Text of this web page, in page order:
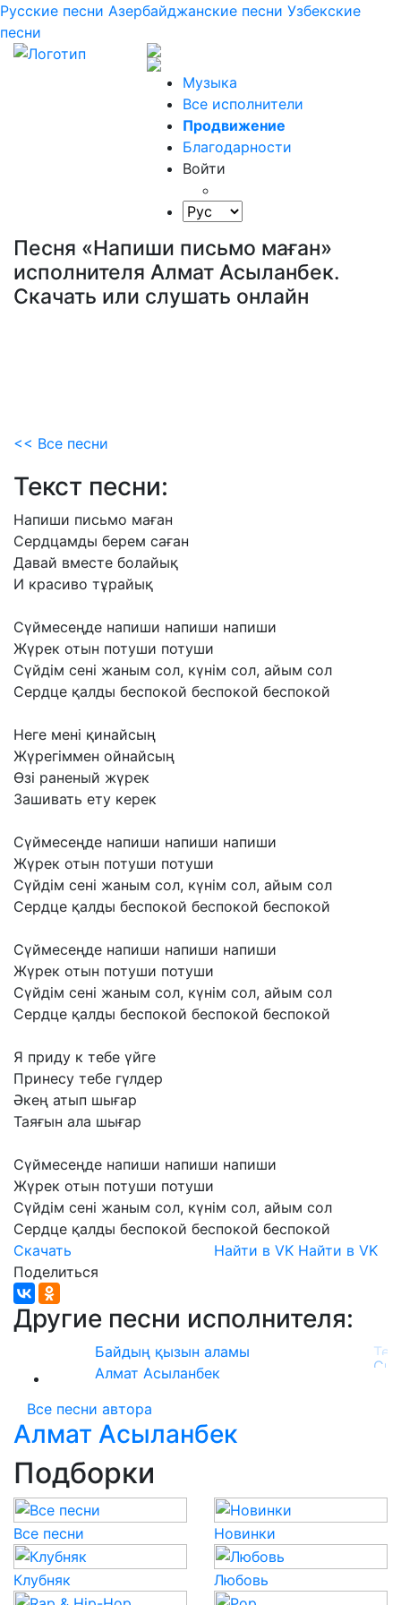
Русские песни Азербайджанские песни Узбекские
песни
Музыка
Все исполнители
Продвижение
Благодарности
Войти
Песня «Напиши письмо маған»
исполнителя Алмат Асыланбек.
Скачать или слушать онлайн
<< Все песни
Текст песни:
Напиши письмо маған
Сердцамды берем саған
Давай вместе болайық
И красиво тұрайық
Сүймесеңде напиши напиши напиши
Жүрек отын потуши потуши
Сүйдім сені жаным сол, күнім сол, айым сол
Сердце қалды беспокой беспокой беспокой
Неге мені қинайсың
Жүрегіммен ойнайсың
Өзі раненый жүрек
Зашивать ету керек
Сүймесеңде напиши напиши напиши
Жүрек отын потуши потуши
Сүйдім сені жаным сол, күнім сол, айым сол
Сердце қалды беспокой беспокой беспокой
Сүймесеңде напиши напиши напиши
Жүрек отын потуши потуши
Сүйдім сені жаным сол, күнім сол, айым сол
Сердце қалды беспокой беспокой беспокой
Я приду к тебе үйге
Принесу тебе гүлдер
Әкең атып шығар
Таяғын ала шығар
Сүймесеңде напиши напиши напиши
Жүрек отын потуши потуши
Сүйдім сені жаным сол, күнім сол, айым сол
Сердце қалды беспокой беспокой беспокой
Скачать
Найти в VK Найти в VK
Поделиться
Другие песни исполнителя:
Байдың қызын аламы
Алмат Асыланбек
Все песни автора
Алмат Асыланбек
Подборки
Все песни Новинки
Клубняк Любовь